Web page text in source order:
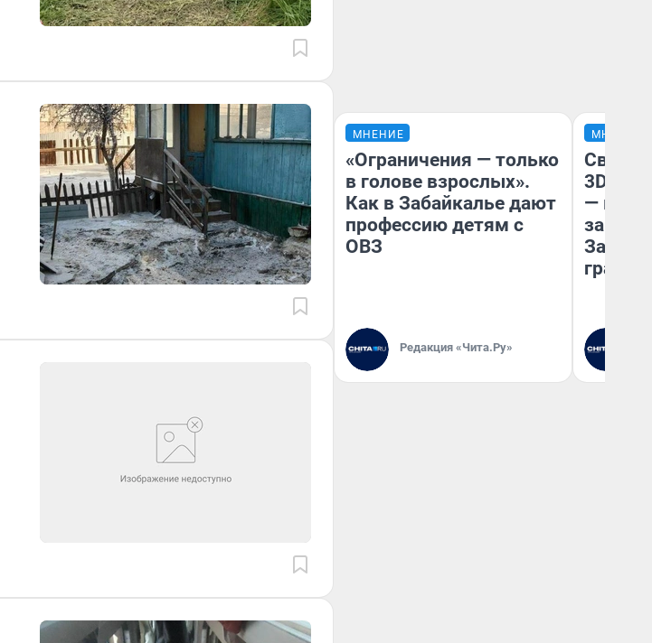
МНЕНИЕ
«Ограничения — только
в голове взрослых».
Как в Забайкалье дают
профессию детям с
ОВЗ
Редакция «Чита.Ру»
МНЕНИЕ
— как